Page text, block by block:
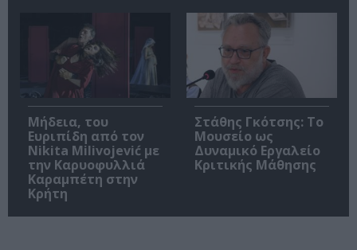
Μήδεια, του
Ευριπίδη από τον
Nikita Milivojević με
την Καρυοφυλλιά
Καραμπέτη στην
Κρήτη
Στάθης Γκότσης: Το
Μουσείο ως
Δυναμικό Εργαλείο
Κριτικής Μάθησης